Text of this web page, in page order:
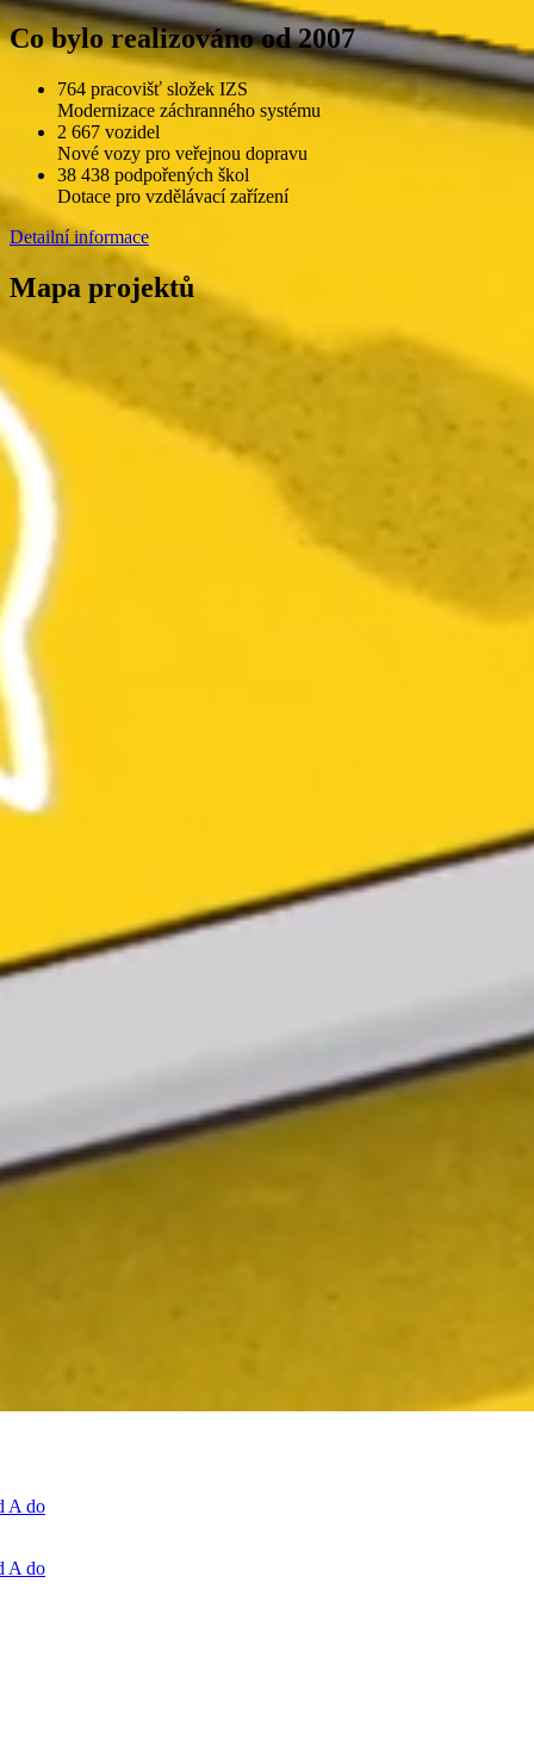
A do
A do
Co bylo realizováno od 2007
764 pracovišť složek IZS
Modernizace záchranného systému
2 667 vozidel
Nové vozy pro veřejnou dopravu
38 438 podpořených škol
Dotace pro vzdělávací zařízení
Detailní informace
Mapa projektů